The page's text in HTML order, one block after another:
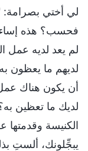
لي أختي
فحسب؟ هذه إساءة
لم يعد لديه عمل
لديهم ما يعظون
أن يكون هناك
لديك ما تعظين
الكنيسة وقدمتها
يبجِّلونك، ألستِ